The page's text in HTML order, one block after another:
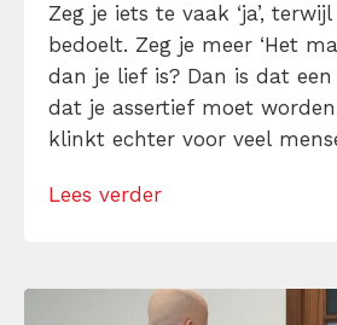
Zeg je iets te vaak ‘ja’, terwijl
bedoelt. Zeg je meer ‘Het
dan je lief is? Dan is dat
dat je assertief moet
klinkt echter voor veel
maar dat is niet zo.
Lees verder